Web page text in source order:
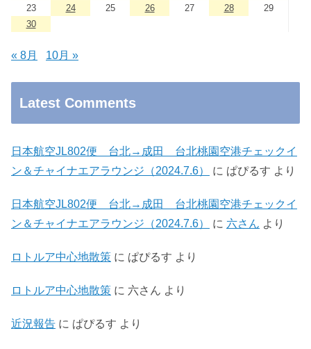
23
24 25 26 27 28
29
30
« 8月 10月 »
Latest Comments
日本航空JL802便 台北→成田 台北桃園空港チェックイ
ン＆チャイナエアラウンジ（2024.7.6）
に ぱぴるす より
日本航空JL802便 台北→成田 台北桃園空港チェックイ
ン＆チャイナエアラウンジ（2024.7.6）
に 六さん より
ロトルア中心地散策 に ぱぴるす より
ロトルア中心地散策 に 六さん より
近況報告 に ぱぴるす より